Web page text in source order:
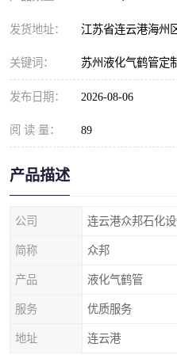
发货地址： 江苏省连云港海州
关键词： 苏州液化气鹤管定
发布日期： 2026-08-06
阅 读 量： 89
产品描述
公司 连云港众邦石化
简称 众邦
产品 液化气鹤管
服务 优质服务
地址 连云港